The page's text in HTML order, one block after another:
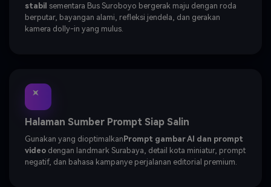
stabil sementara Bus Suroboyo bergerak maju dengan roda
berputar, bayangan alami, refleksi jendela, dan gerakan
kamera dolly-in yang mulus.
Halaman Sumber Prompt Siap Salin
Gunakan yang dioptimalkan Prompt gambar AI dan prompt
video dengan landmark Surabaya, detail kota miniatur, prompt
negatif, dan bahasa kampanye perjalanan editorial premium.